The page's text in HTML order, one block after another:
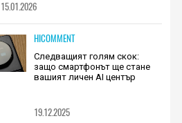
15.01.2026
HICOMMENT
Следващият голям скок:
защо смартфонът ще стане
вашият личен AI център
19.12.2025